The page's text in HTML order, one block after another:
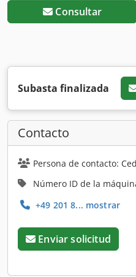
Consultar
Subasta finalizada
Contacto
Persona de contacto:
Número ID de la
+49 201 8... mostrar
Enviar solicitud